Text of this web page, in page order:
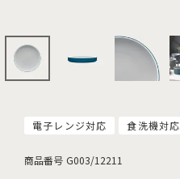
電子レンジ対応 食洗機対応
商品番号 G003/12211